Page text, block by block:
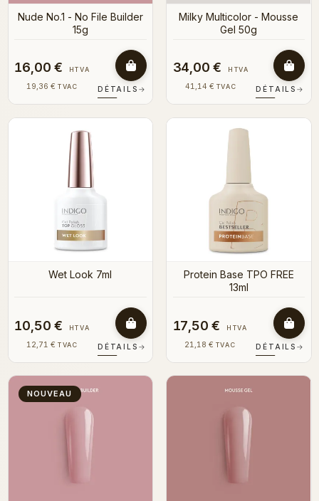
Nude No.1 - No File Builder
15g
16,00 € HTVA
19,36 € TVAC DÉTAILS →
Milky Multicolor - Mousse
Gel 50g
34,00 € HTVA
41,14 € TVAC DÉTAILS →
Wet Look 7ml
10,50 € HTVA
12,71 € TVAC DÉTAILS →
Protein Base TPO FREE
13ml
17,50 € HTVA
21,18 € TVAC DÉTAILS →
NOUVEAU